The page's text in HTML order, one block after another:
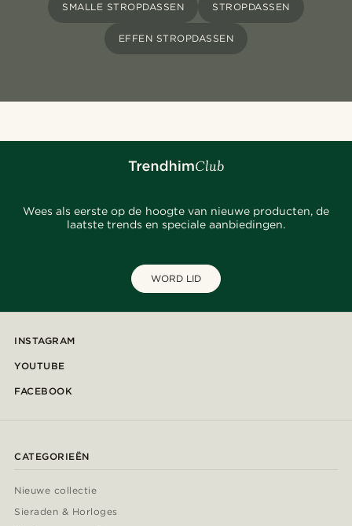
SMALLE STROPDASSEN STROPDASSEN
EFFEN STROPDASSEN
Wees als eerste op de hoogte van nieuwe producten, de
laatste trends en speciale aanbiedingen.
WORD LID
INSTAGRAM
YOUTUBE
FACEBOOK
CATEGORIEËN
Nieuwe collectie
Sieraden & Horloges